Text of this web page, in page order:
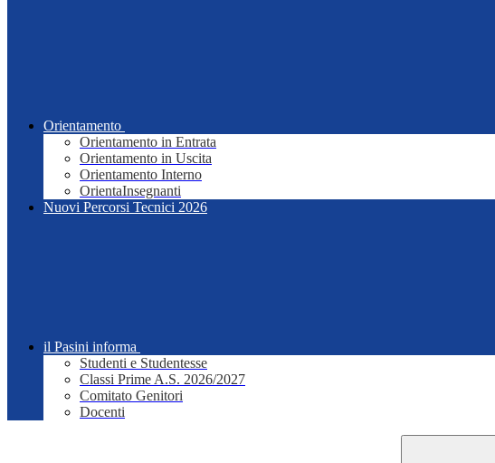
Orientamento
Orientamento in Entrata
Orientamento in Uscita
Orientamento Interno
OrientaInsegnanti
Nuovi Percorsi Tecnici 2026
il Pasini informa
Studenti e Studentesse
Classi Prime A.S. 2026/2027
Comitato Genitori
Docenti